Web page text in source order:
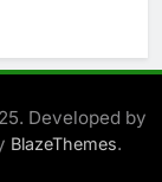
Developed by
BlazeThemes.